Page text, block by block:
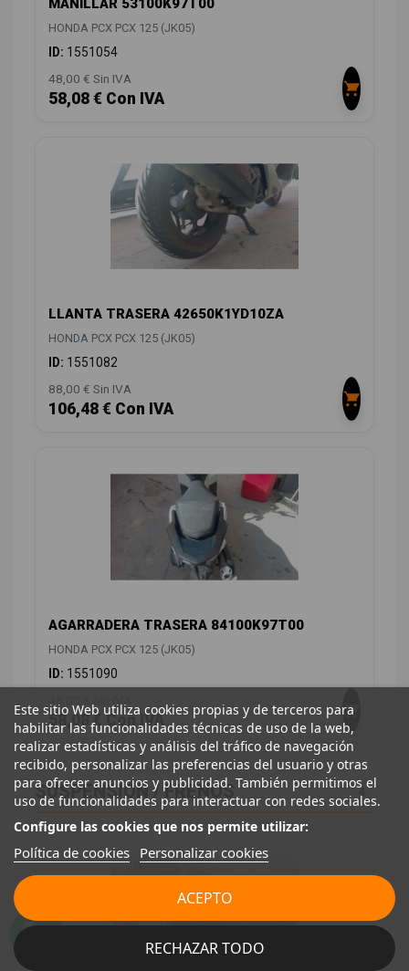
MANILLAR 53100K97T00
HONDA PCX PCX 125 (JK05)
ID: 1551054
48,00 € Sin IVA
58,08 € Con IVA
LLANTA TRASERA 42650K1YD10ZA
HONDA PCX PCX 125 (JK05)
ID: 1551082
88,00 € Sin IVA
106,48 € Con IVA
AGARRADERA TRASERA 84100K97T00
HONDA PCX PCX 125 (JK05)
ID: 1551090
58,08 € Con IVA
SUSPENSIÓN / FRENOS 4
Este sitio Web utiliza cookies propias y de terceros para
habilitar las funcionalidades técnicas de uso de la web,
realizar estadísticas y análisis del tráfico de navegación
recibido, personalizar las preferencias del usuario y otras
para ofrecer anuncios y publicidad. También permitimos el
uso de funcionalidades para interactuar con redes sociales.
Configure las cookies que nos permite utilizar:
Política de cookies Personalizar cookies
RECHAZAR TODO
ACEPTO